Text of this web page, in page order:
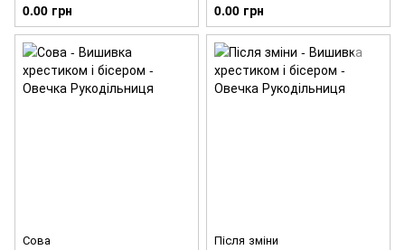
0.00 грн 0.00 грн
Сова Після зміни